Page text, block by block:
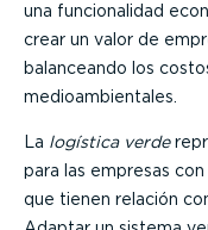
una funcionalidad
crear un valor de
balanceando los
medioambientales.
La logística verde
para las empresas con
que tienen relación